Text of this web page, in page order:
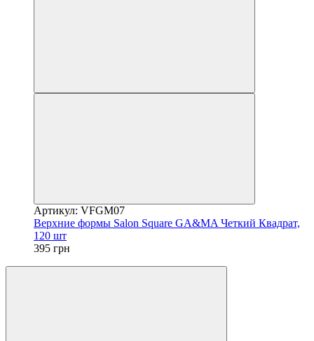
Артикул: VFGM07
Верхние формы Salon Square GA&MA Четкий Квадрат,
120 шт
395 грн